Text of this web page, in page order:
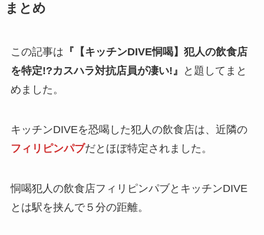
まとめ
この記事は 『【キッチンDIVE恫喝】犯人の飲食店
を特定!?カスハラ対抗店員が凄い!』
と題してまと
めました。
キッチンDIVEを恐喝した犯人の飲食店は、近隣の
フィリピンパブだとほぼ特定 されました。
恫喝犯人の飲食店フィリピンパブとキッチンDIVE
とは駅を挟んで５分の距離。